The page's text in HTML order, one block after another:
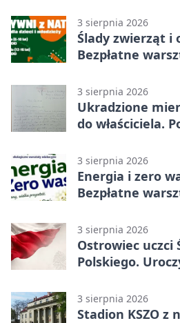
3 sierpnia 2026
Ślady zwierząt i
Bezpłatne
3 sierpnia 2026
Ukradzione
do właściciela.
3 sierpnia 2026
Energia i zero
Bezpłatne
3 sierpnia 2026
Ostrowiec uczci
Polskiego.
3 sierpnia 2026
Stadion KSZO z